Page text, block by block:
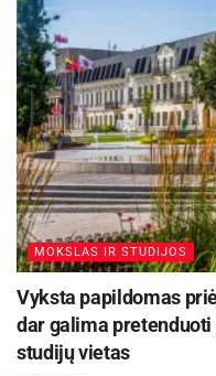
MOKSLAS IR STUDIJOS
Vyksta papildomas
dar galima
studijų vietas